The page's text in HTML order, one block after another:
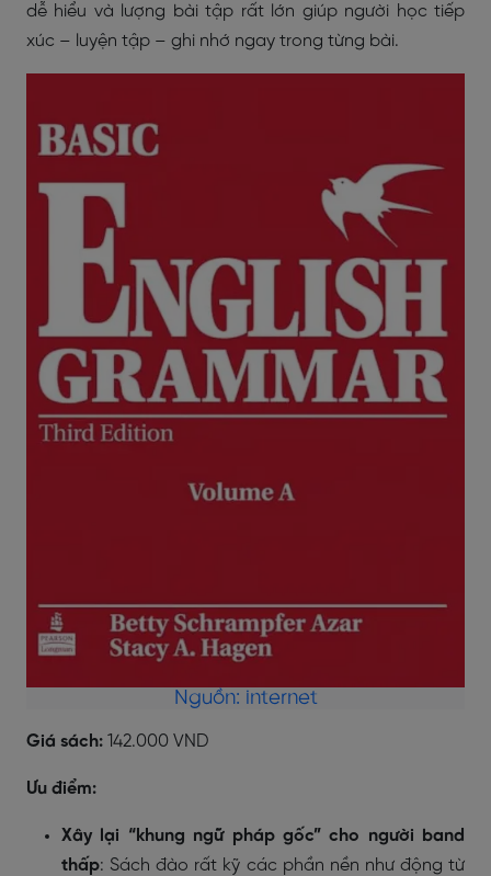
dễ hiểu và lượng bài tập rất lớn giúp người học tiếp
xúc – luyện tập – ghi nhớ ngay trong từng bài.
Nguồn: internet
Giá sách: 142.000 VND
Ưu điểm:
Xây lại “khung ngữ pháp gốc” cho người band
thấp: Sách đào rất kỹ các phần nền như động từ